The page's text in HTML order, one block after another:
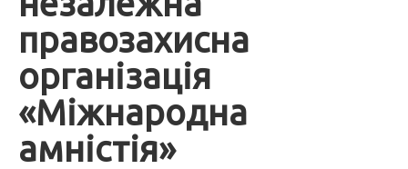
правозахисна
організація
«Міжнародна
амністія»